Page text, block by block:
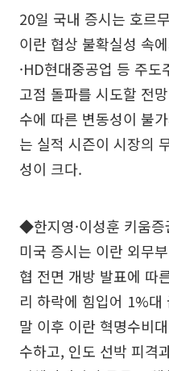
20일 국내 증시는 호르
이란 협상 불확실성 속
·HD현대중공업 등 주
고점 돌파를 시도할 전
수에 따른 변동성이 불
는 실적 시즌이 시장의
성이 크다.
◆한지영·이성훈 키움
미국 증시는 이란 외무
협 전면 개방 발표에 따
리 하락에 힘입어 1%
말 이후 이란 혁명수비
수하고, 인도 선박 피격